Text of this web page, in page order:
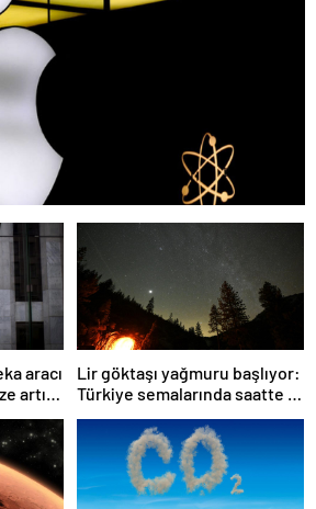
aracı
artık
Lir göktaşı yağmuru başlıyor:
Türkiye semalarında saatte 15
yıldız kayması görülebilecek